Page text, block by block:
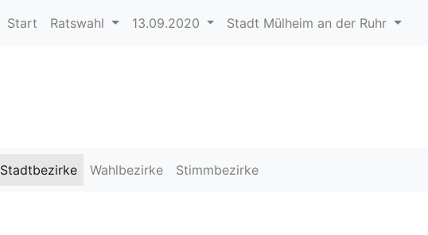
Start Ratswahl 13.09.2020 Stadt Mülheim an der Ruhr
Stadtbezirke Wahlbezirke Stimmbezirke